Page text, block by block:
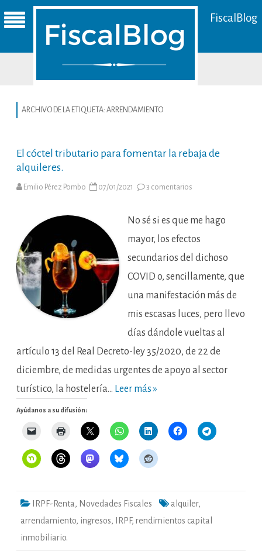
FiscalBlog
ARCHIVO DE LA ETIQUETA: ARRENDAMIENTO
El cóctel tributario para fomentar la rebaja de
alquileres.
Emilio Pérez Pombo 07/01/2021 3 comentarios
para
fomentar
la
rebaja
de
alquileres.
No sé si es que me hago
mayor, los efectos
secundarios del dichoso
COVID o, sencillamente, que
una manifestación más de
mis escasas luces, pero llevo
días dándole vueltas al
artículo 13 del Real Decreto-ley 35/2020, de 22 de
diciembre, de medidas urgentes de apoyo al sector
turístico, la hostelería… Leer más »
Ayúdanos a su difusión:
IRPF-Renta , Novedades Fiscales alquiler,
arrendamiento, ingresos, IRPF, rendimientos capital
inmobiliario.